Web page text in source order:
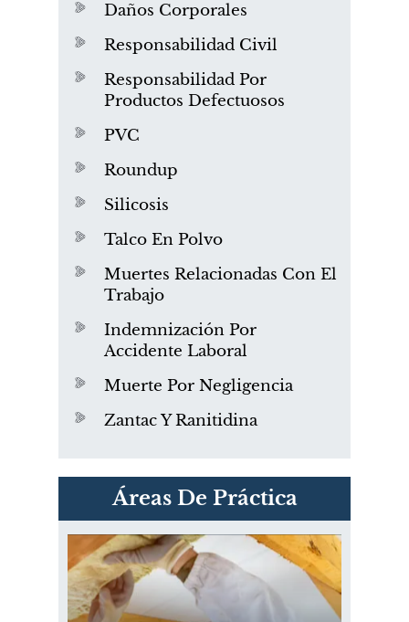
Daños Corporales
Responsabilidad Civil
Responsabilidad Por
Productos Defectuosos
PVC
Roundup
Silicosis
Talco En Polvo
Muertes Relacionadas Con El
Trabajo
Indemnización Por
Accidente Laboral
Muerte Por Negligencia
Zantac Y Ranitidina
Áreas De Práctica
PVC Cloruro de polivinilo
Exposición